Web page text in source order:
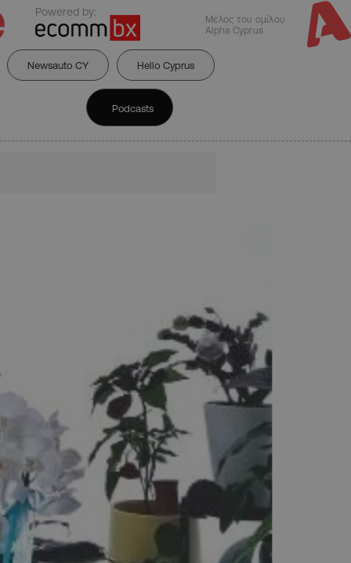
Powered by:
Μέλος του ομίλου
Alpha Cyprus
Newsauto CY Hello Cyprus
Podcasts